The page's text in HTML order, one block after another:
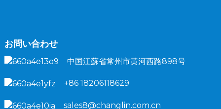
お問い合わせ
中国江蘇省常州市黄河西路898号
+86 18206118629
sales8@changlin.com.cn